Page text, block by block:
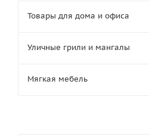
Товары для дома и офиса
Уличные грили и мангалы
Мягкая мебель